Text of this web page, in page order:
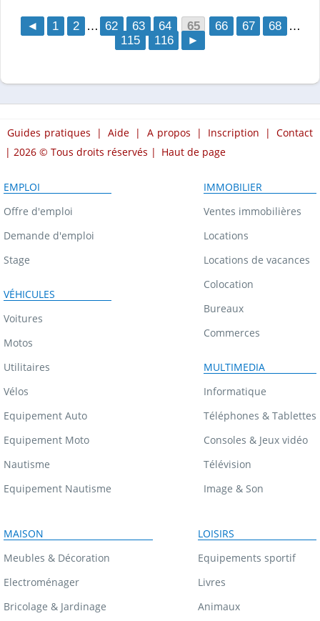
◄ 1 2 … 62 63 64 65 66 67 68
…
115
116 ►
Guides pratiques | Aide | A propos | Inscription | Contact
| 2026 © Tous droits réservés | Haut de page
EMPLOI
Offre d'emploi
Demande d'emploi
Stage
VÉHICULES
Voitures
Motos
Utilitaires
Vélos
Equipement Auto
Equipement Moto
Nautisme
Equipement Nautisme
IMMOBILIER
Ventes immobilières
Locations
Locations de vacances
Colocation
Bureaux
Commerces
MULTIMEDIA
Informatique
Téléphones & Tablettes
Consoles & Jeux vidéo
Télévision
Image & Son
MAISON
Meubles & Décoration
Electroménager
Bricolage & Jardinage
LOISIRS
Equipements sportif
Livres
Animaux